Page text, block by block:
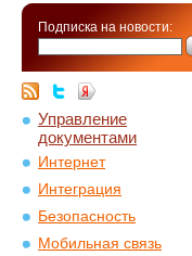
Подписка на новости:
Управление
документами
Интернет
Интеграция
Безопасность
Мобильная связь